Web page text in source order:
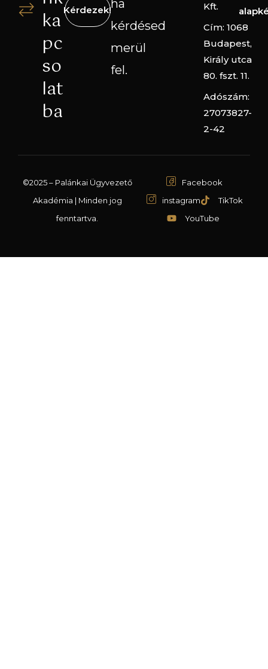
ka
pc
so
lat
ba
Kérdezek!ha
kérdésed
merül
fel.
Kft.
Cím: 1068
Budapest,
Király utca
80. fszt. 11.
Adószám:
27073827-
2-42
©2025 – Palánkai Ügyvezető
Akadémia | Minden jog
fenntartva.
Facebook
instagram
TikTok
YouTube